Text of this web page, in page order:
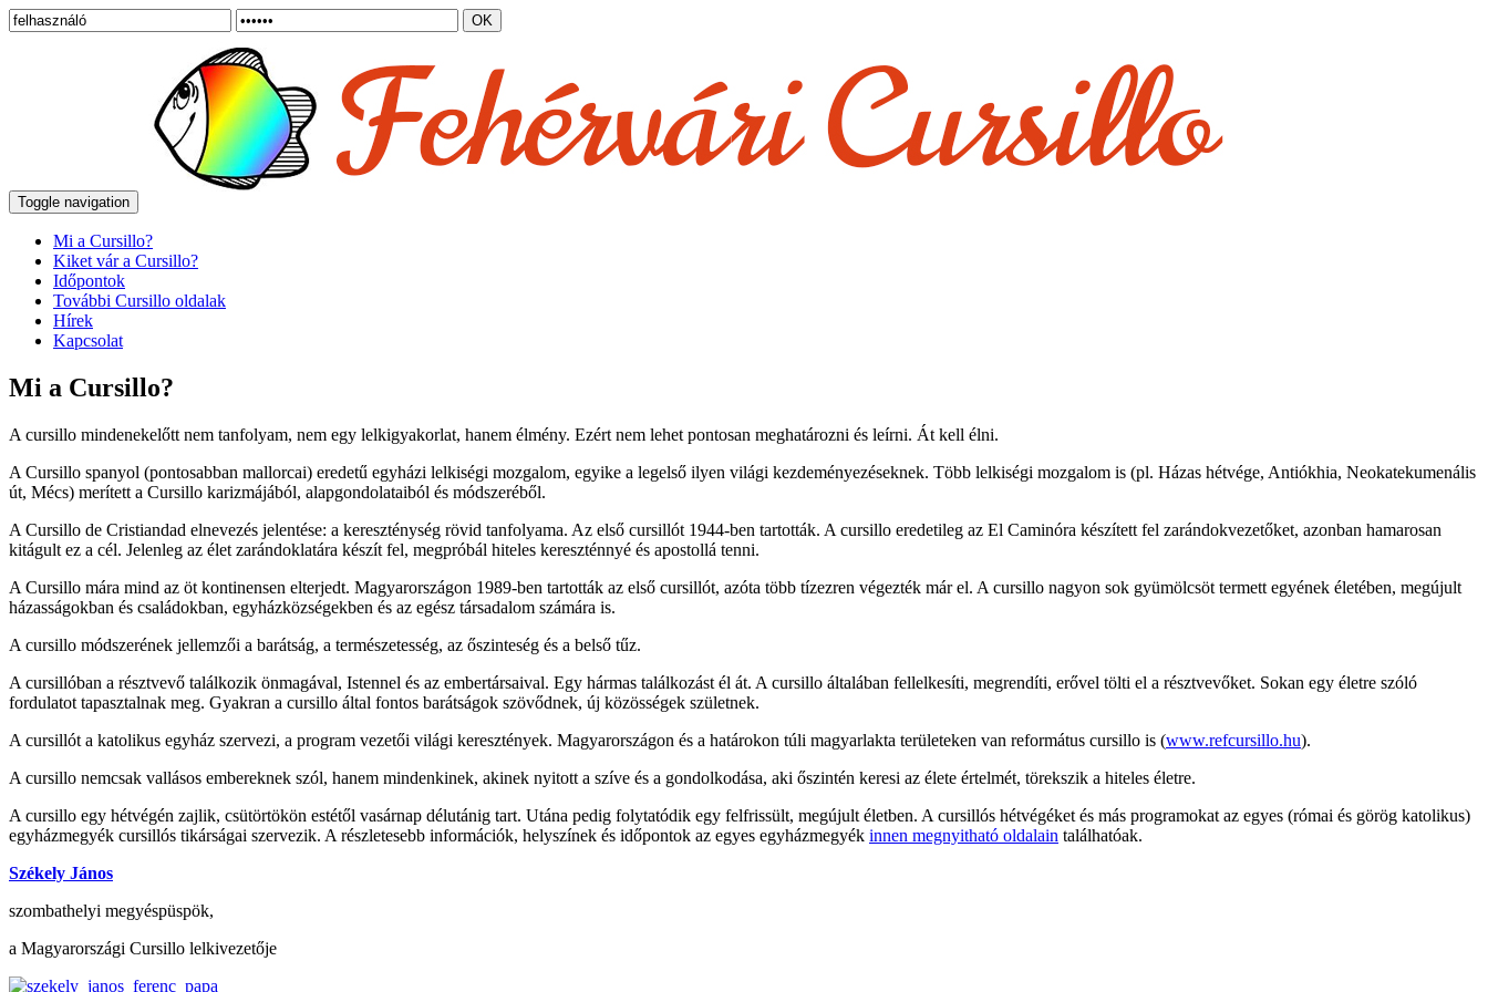
Toggle navigation
Mi a Cursillo?
Kiket vár a Cursillo?
Időpontok
További Cursillo oldalak
Hírek
Kapcsolat
Mi a Cursillo?
A cursillo mindenekelőtt nem tanfolyam, nem egy lelkigyakorlat, hanem élmény. Ezért nem lehet pontosan meghatározni és leírni. Át kell élni.
A Cursillo spanyol (pontosabban mallorcai) eredetű egyházi lelkiségi mozgalom, egyike a legelső ilyen világi kezdeményezéseknek. Több lelkiségi mozgalom is (pl. Házas hétvége, Antiókhia, Neokatekumenális
út, Mécs) merített a Cursillo karizmájából, alapgondolataiból és módszeréből.
A Cursillo de Cristiandad elnevezés jelentése: a kereszténység rövid tanfolyama. Az első cursillót 1944-ben tartották. A cursillo eredetileg az El Caminóra készített fel zarándokvezetőket, azonban hamarosan
kitágult ez a cél. Jelenleg az élet zarándoklatára készít fel, megpróbál hiteles kereszténnyé és apostollá tenni.
A Cursillo mára mind az öt kontinensen elterjedt. Magyarországon 1989-ben tartották az első cursillót, azóta több tízezren végezték már el. A cursillo nagyon sok gyümölcsöt termett egyének életében, megújult
házasságokban és családokban, egyházközségekben és az egész társadalom számára is.
A cursillo módszerének jellemzői a barátság, a természetesség, az őszinteség és a belső tűz.
A cursillóban a résztvevő találkozik önmagával, Istennel és az embertársaival. Egy hármas találkozást él át. A cursillo általában fellelkesíti, megrendíti, erővel tölti el a résztvevőket. Sokan egy életre szóló
fordulatot tapasztalnak meg. Gyakran a cursillo által fontos barátságok szövődnek, új közösségek születnek.
A cursillót a katolikus egyház szervezi, a program vezetői világi keresztények. Magyarországon és a határokon túli magyarlakta területeken van református cursillo is (www.refcursillo.hu).
A cursillo nemcsak vallásos embereknek szól, hanem mindenkinek, akinek nyitott a szíve és a gondolkodása, aki őszintén keresi az élete értelmét, törekszik a hiteles életre.
A cursillo egy hétvégén zajlik, csütörtökön estétől vasárnap délutánig tart. Utána pedig folytatódik egy felfrissült, megújult életben. A cursillós hétvégéket és más programokat az egyes (római és görög katolikus)
egyházmegyék cursillós tikárságai szervezik. A részletesebb információk, helyszínek és időpontok az egyes egyházmegyék innen megnyitható oldalain találhatóak.
Székely János
szombathelyi megyéspüspök,
a Magyarországi Cursillo lelkivezetője